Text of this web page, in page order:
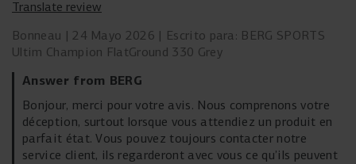
Translate review
Bonneau
24 Mayo 2026
Escrito para: BERG SPORTS
Ultim Champion FlatGround 330 Grey
Answer from BERG
Bonjour, merci pour votre avis. Nous comprenons votre
déception, surtout lorsque vous attendiez un produit en
parfait état. Vous pouvez toujours contacter notre
service client, ils regarderont avec vous ce qu’ils peuvent